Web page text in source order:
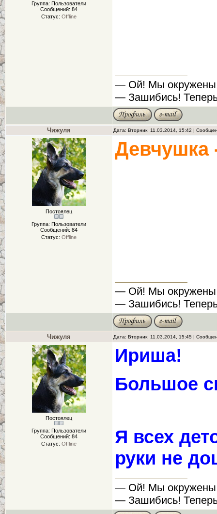
Группа: Пользователи
Сообщений: 84
Статус: Offline
— Ой! Мы
— Зашибись!
Чижуля Дата: Вторник, 11.03.2014, 15:42 |
Постоялец
Группа: Пользователи
Сообщений: 84
Статус: Offline
Девчушка
— Ой! Мы
— Зашибись!
Чижуля Дата: Вторник, 11.03.2014, 15:45 |
Постоялец
Группа: Пользователи
Сообщений: 84
Статус: Offline
Ириша!
Большое
Я всех
руки не
— Ой! Мы
— Зашибись!